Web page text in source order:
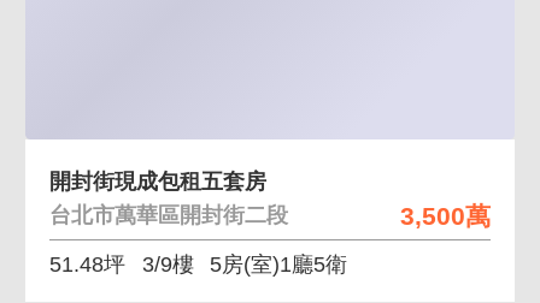
3,500萬
開封街現成包租五套房
台北市萬華區開封街二段
51.48坪 3/9樓 5房(室)1廳5衛